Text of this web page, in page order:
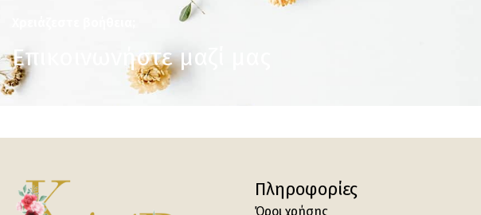
Επικοινωνήστε μαζί μας
Πληροφορίες
Όροι χρήσης